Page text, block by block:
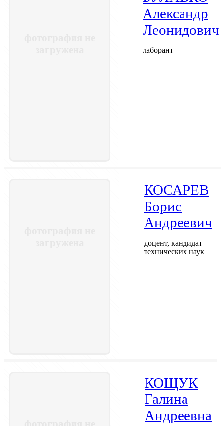
Александр
Леонидович
лаборант
КОСАРЕВ
Борис
Андреевич
доцент, кандидат
технических наук
КОЩУК
Галина
Андреевна